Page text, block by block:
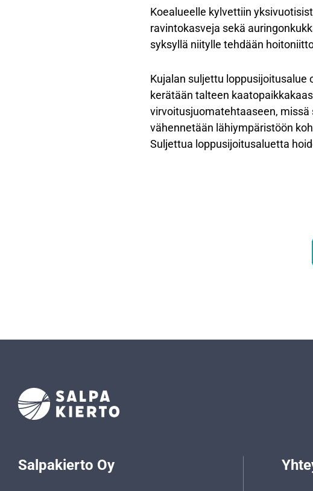
Koealueelle kylvettiin
ravintokasveja sekä
syksyllä niitylle tehdään
Kujalan suljettu loppusijoitusalue
kerätään talteen
virvoitusjuomatehtaaseen,
vähennetään lähiympäristöön
Suljettua loppusijoitusaluetta
Salpakierto Oy